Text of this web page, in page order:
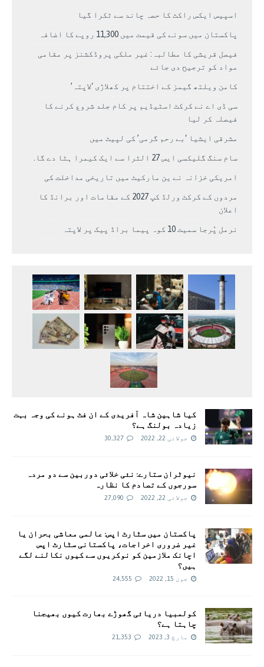
اسپیس ایکس راکٹ کا حصہ چاند سے ٹکرا گیا
پاکستان میں سونے کی قیمت میں 11,300 روپے کا اضافہ
فیصل قریشی کا مطالبہ: غیر ملکی پروڈکشنز پر مقامی
مواد کو ترجیح دی جائے
کامن ویلتھ گیمز کے اختتام پر کھلاڑی ‘لاپتہ’
سی ڈی اے نے کرکٹ اسٹیڈیم پر کام جلد شروع کرنے کا
فیصلہ کر لیا
مشرقی ایشیا ‘بے رحم گرمی’ کی لپیٹ میں
سام سنگ گلیکسی ایس 27 الٹرا سے ایک کیمرا ہٹا دے گا.
امریکی خزانہ نے ین مارکیٹ میں تاریخی مداخلت کی
مردوں کے کرکٹ ورلڈ کپ 2027 کے مقامات اور برانڈ کا
اعلان
نرمل پُرجا سمیت 10 کوہ پیما براڈ پیک پر لاپتہ
کیا شاہین شاہ آفریدی کے ان فٹ ہونے کی وجہ بہت
زیادہ بولنگ ہے؟
جولائی 22, 2022 30,327
نیوٹران ستارے: نئی خلائی دوربین سے دو مردہ
سورجوں کے تصادم کا نظارہ
جولائی 22, 2022 27,090
پاکستان میں سٹارٹ اپس: عالمی معاشی بحران یا
غیر ضروری اخراجات، پاکستانی سٹارٹ اپس
اچانک ملازمین کو نوکریوں سے کیوں نکالنے لگے
ہیں؟
جون 15, 2022 24,555
کولمبیا دریائی گھوڑے بھارت کیوں بھیجنا
چاہتا ہے؟
مارچ 3, 2023 21,353